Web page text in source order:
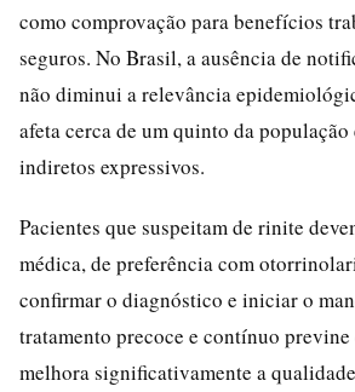
como comprovação para benefícios
seguros. No Brasil, a ausência de
não diminui a relevância
afeta cerca de um quinto da população
indiretos expressivos.
Pacientes que suspeitam de rinite
médica, de preferência com
confirmar o diagnóstico e iniciar o
tratamento precoce e contínuo
melhora significativamente a